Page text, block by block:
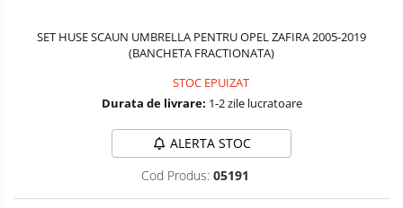
SET HUSE SCAUN UMBRELLA PENTRU OPEL ZAFIRA 2005-2019
(BANCHETA FRACTIONATA)
STOC EPUIZAT
Durata de livrare: 1-2 zile lucratoare
ALERTA STOC
Cod Produs: 05191